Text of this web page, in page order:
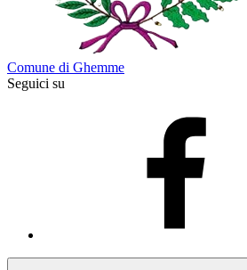
Comune di Ghemme
Seguici su